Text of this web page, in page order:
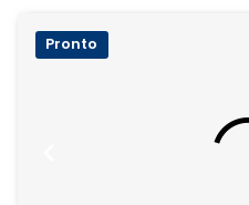
Pronto